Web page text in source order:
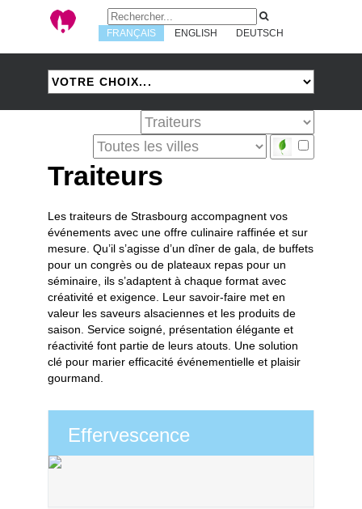
FRANÇAIS ENGLISH DEUTSCH
Traiteurs
Les traiteurs de Strasbourg accompagnent vos
événements avec une offre culinaire raffinée et sur
mesure. Qu’il s’agisse d’un dîner de gala, de buffets
pour un congrès ou de plateaux repas pour un
séminaire, ils s’adaptent à chaque format avec
créativité et exigence. Leur savoir-faire met en
valeur les saveurs alsaciennes et les produits de
saison. Service soigné, présentation élégante et
réactivité font partie de leurs atouts. Une solution
clé pour marier efficacité événementielle et plaisir
gourmand.
Effervescence